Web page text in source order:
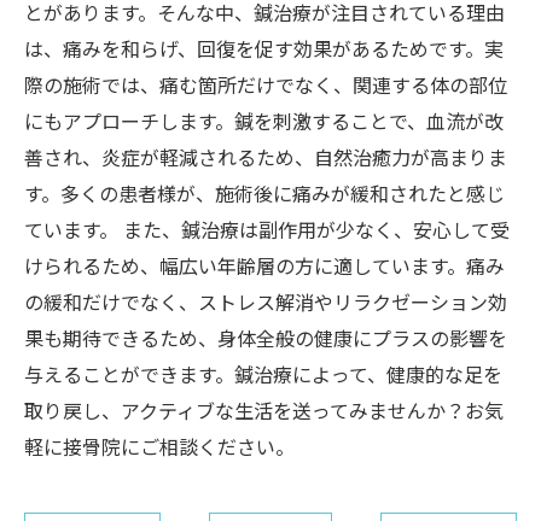
とがあります。そんな中、鍼治療が注目されている理由
は、痛みを和らげ、回復を促す効果があるためです。実
際の施術では、痛む箇所だけでなく、関連する体の部位
にもアプローチします。鍼を刺激することで、血流が改
善され、炎症が軽減されるため、自然治癒力が高まりま
す。多くの患者様が、施術後に痛みが緩和されたと感じ
ています。 また、鍼治療は副作用が少なく、安心して受
けられるため、幅広い年齢層の方に適しています。痛み
の緩和だけでなく、ストレス解消やリラクゼーション効
果も期待できるため、身体全般の健康にプラスの影響を
与えることができます。鍼治療によって、健康的な足を
取り戻し、アクティブな生活を送ってみませんか？お気
軽に接骨院にご相談ください。